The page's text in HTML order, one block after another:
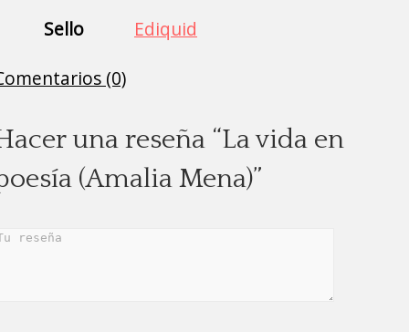
Sello
Ediquid
(0)
una reseña “La vida en
(Amalia Mena)”